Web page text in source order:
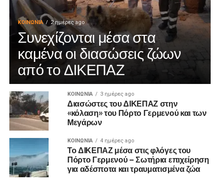
ΚΟΙΝΩΝΊΑ 2 ημέρες ago
Συνεχίζονται μέσα στα
καμένα οι διασώσεις ζώων
από το ΔΙΚΕΠΑΖ
ΚΟΙΝΩΝΊΑ 3 ημέρες ago
Διασώστες του ΔΙΚΕΠΑΖ στην
«κόλαση» του Πόρτο Γερμενού και των
Μεγάρων
ΚΟΙΝΩΝΊΑ 4 ημέρες ago
Το ΔΙΚΕΠΑΖ μέσα στις φλόγες του
Πόρτο Γερμενού – Σωτήρια επιχείρηση
για αδέσποτα και τραυματισμένα ζώα